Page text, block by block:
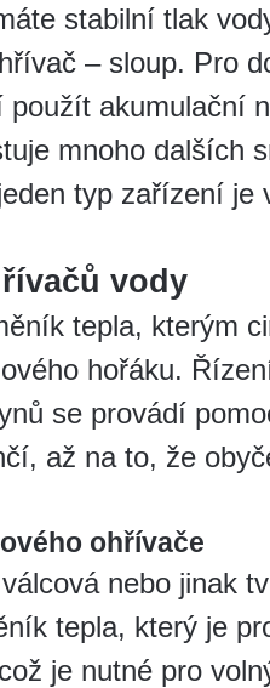
stabilní tlak
– sloup. Pro
akumulační
mnoho dalších
typ zařízení je
vody
tepla, kterým
hořáku.
se provádí
až na to, že
ohřívače
nebo jinak
tepla, který je
je nutné pro